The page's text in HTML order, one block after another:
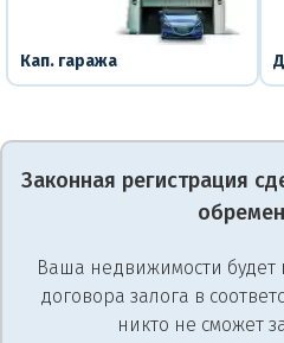
Кап. гаража
Законная регистрация
Ваша недвижимости будет
договора залога в
никто не сможет